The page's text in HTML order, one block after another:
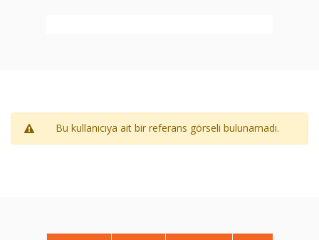
Bu kullanıcıya ait bir referans görseli bulunamadı.